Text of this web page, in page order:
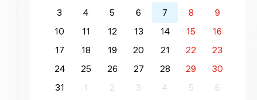
3
4 5 6 7 8
9
10
11 12 13 14 15
16
17
18 19 20 21 22
23
24
25 26 27 28 29
30
31
1 2 3 4 5 6